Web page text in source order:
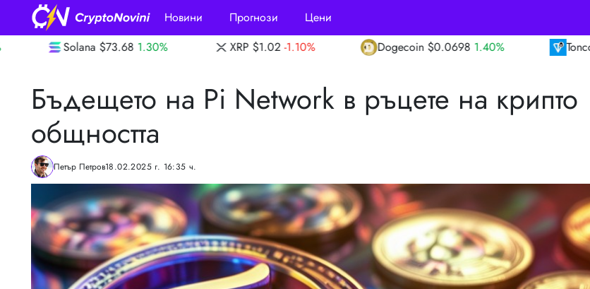
Новини Прогнози
Цени
$73.68 1.30% XRP -1.10% Dogecoin $0.0698 1.40% Toncoin $1.35 -1.80%
Бъдещето на Pi Network в ръцете на крипто
общността
Петър Петров18.02.2025 г. 16:35 ч.